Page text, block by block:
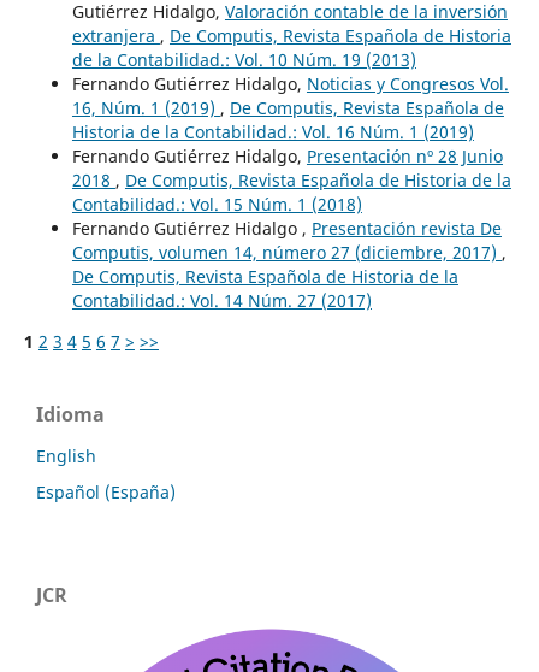
Gutiérrez Hidalgo, Valoración contable de la inversión
extranjera , De Computis, Revista Española de Historia
de la Contabilidad.: Vol. 10 Núm. 19 (2013)
Fernando Gutiérrez Hidalgo, Noticias y Congresos Vol.
16, Núm. 1 (2019) , De Computis, Revista Española de
Historia de la Contabilidad.: Vol. 16 Núm. 1 (2019)
Fernando Gutiérrez Hidalgo, Presentación nº 28 Junio
2018 , De Computis, Revista Española de Historia de la
Contabilidad.: Vol. 15 Núm. 1 (2018)
Fernando Gutiérrez Hidalgo , Presentación revista De
Computis, volumen 14, número 27 (diciembre, 2017) ,
De Computis, Revista Española de Historia de la
Contabilidad.: Vol. 14 Núm. 27 (2017)
1 2 3 4 5 6 7 > >>
Idioma
English
Español (España)
JCR